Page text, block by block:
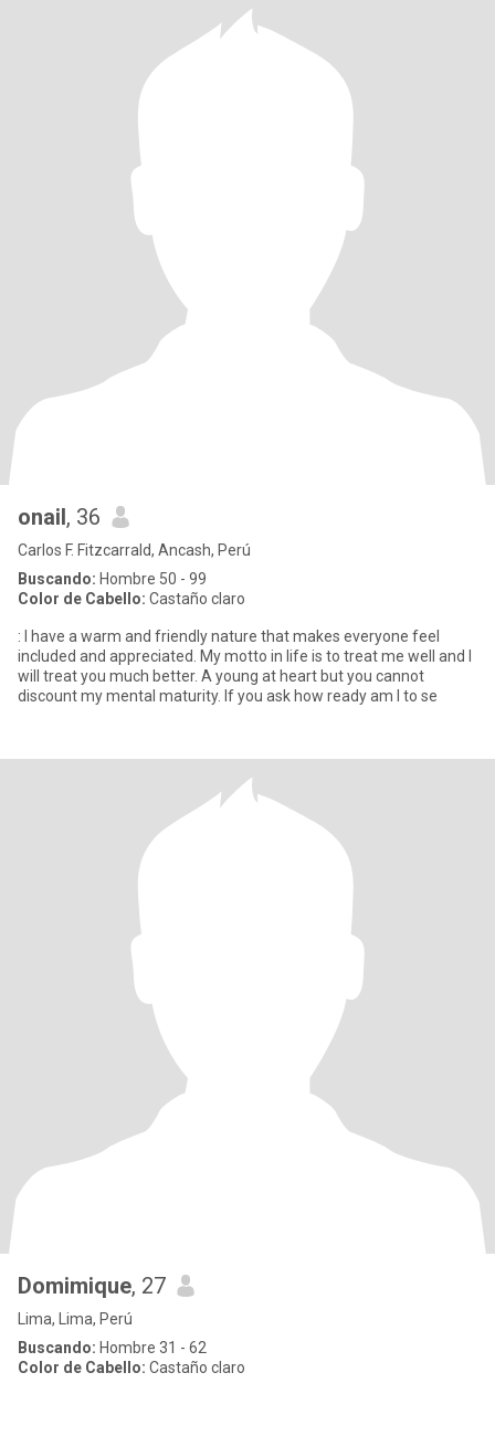
onail, 36
Carlos F. Fitzcarrald, Ancash, Perú
Buscando: Hombre 50 - 99
Color de Cabello: Castaño claro
: I have a warm and friendly nature that makes everyone feel
included and appreciated. My motto in life is to treat me well and I
will treat you much better. A young at heart but you cannot
discount my mental maturity. If you ask how ready am I to se
Domimique, 27
Lima, Lima, Perú
Buscando: Hombre 31 - 62
Color de Cabello: Castaño claro